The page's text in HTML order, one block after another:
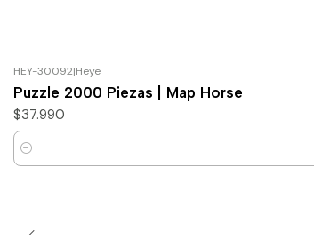
HEY-30092|Heye
Puzzle 2000 Piezas | Map Horse
$37.990
Cantidad